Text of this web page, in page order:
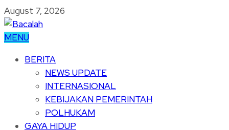
August 7, 2026
MENU
BERITA
NEWS UPDATE
INTERNASIONAL
KEBIJAKAN PEMERINTAH
POLHUKAM
GAYA HIDUP